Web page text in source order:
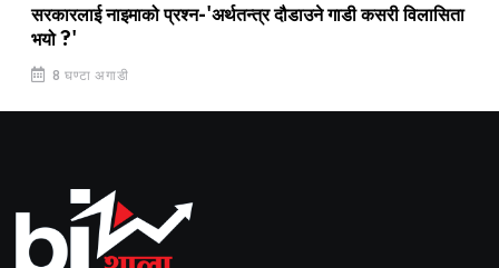
सरकारलाई नाइमाको प्रश्न-'अर्थतन्त्र दौडाउने गाडी कसरी विलासिता
भयो ?'
8 घण्टा अगाडी